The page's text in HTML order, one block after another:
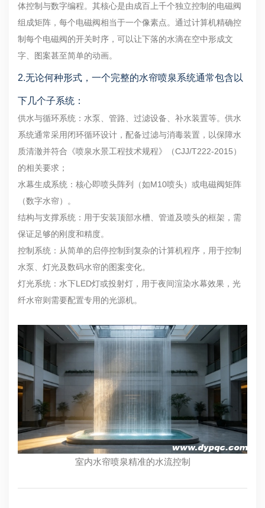
体控制与数字编程。其核心是由成百上千个独立控制的电磁阀
组成矩阵，每个电磁阀相当于一个像素点。通过计算机精确控
制每个电磁阀的开关时序，可以让下落的水滴在空中形成文
字、图案甚至简单的动画。
2.无论何种形式，一个完整的水帘喷泉系统通常包含以
下几个子系统：
供水与循环系统：水泵、管路、过滤设备、补水装置等。供水
系统通常采用闭环循环设计，配备过滤与消毒装置，以保障水
质清澈并符合《喷泉水景工程技术规程》（CJJ/T222-2015）
的相关要求；
水幕生成系统：核心即喷头阵列（如M10喷头）或电磁阀矩阵
（数字水帘）。
结构与支撑系统：用于安装顶部水槽、管道及喷头的框架，需
保证足够的刚度和精度。
控制系统：从简单的启停控制到复杂的计算机程序，用于控制
水泵、灯光及数码水帘的图案变化。
灯光系统：水下LED灯或投射灯，用于夜间渲染水幕效果，光
纤水帘则需要配置专用的光源机。
室内水帘喷泉精准的水流控制